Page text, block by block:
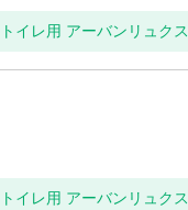
イレ用 アーバンリュクス
イレ用 アーバンリュクス